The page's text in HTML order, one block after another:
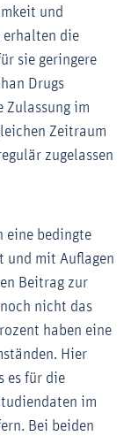
und
erhalten die
sie geringere
Drugs
im
Zeitraum
zugelassen
eine bedingte
und mit Auflagen
Beitrag zur
nicht das
haben eine
Hier
es für die
im
Bei beiden